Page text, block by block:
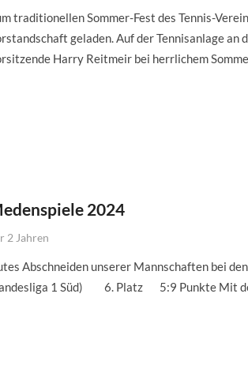
traditionellen Sommer-Fest des Tennis-
geladen. Auf der Tennisanlage
Harry Reitmeir bei herrlichem
2024
2 Jahren
Abschneiden unserer Mannschaften bei
1 Süd) 6. Platz 5:9 Punkte Mit